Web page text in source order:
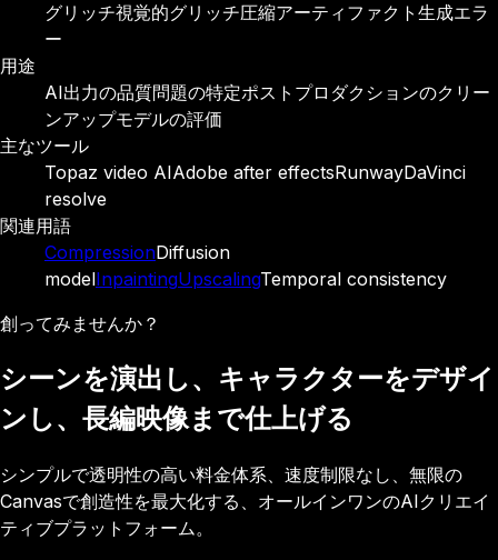
グリッチ視覚的グリッチ圧縮アーティファクト 生成エラ
ー
用途
AI出力の品質問題の特定ポストプロダクションのクリー
ンアップモデルの評価
主なツール
Topaz video AIAdobe after effectsRunwayDaVinci
resolve
関連用語
CompressionDiffusion
modelInpaintingUpscalingTemporal consistency
創ってみませんか？
シーンを演出し、キャラクターをデザイ
ンし、長編映像まで仕上げる
シンプルで透明性の高い料金体系、速度制限なし、無限の
Canvasで創造性を最大化する、オールインワンのAIクリエイ
ティブプラットフォーム。